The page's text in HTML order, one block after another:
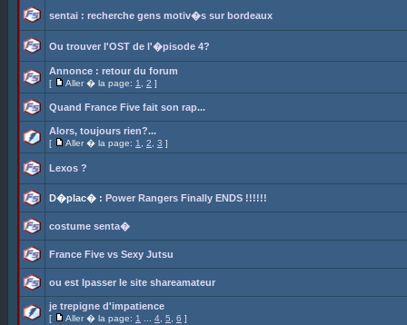
sentai : recherche gens motiv�s sur bordeaux
Ou trouver l'OST de l'�pisode 4?
Annonce : retour du forum
[ Aller � la page: 1 2 ]
Quand France Five fait son rap...
Alors, toujours rien?...
[ Aller � la page: 1 2 3 ]
Lexos ?
D�plac� : Power Rangers Finally ENDS !!!!!!
costume senta�
France Five vs Sexy Jutsu
ou est lpasser le site shareamateur
je trepigne d'impatience
[ Aller � la page: 1 4 5 6 ]